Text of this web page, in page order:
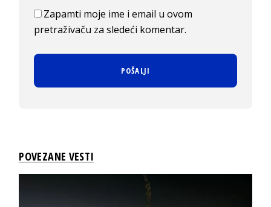
Zapamti moje ime i email u ovom
pretraživaču za sledeći komentar.
POVEZANE VESTI